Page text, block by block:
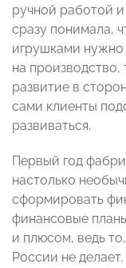
ручной работой и
сразу понимала,
игрушками нужно
на производство,
развитие в
сами клиенты
развиваться.
Первый год
настолько
сформировать
финансовые
и плюсом, ведь
России не